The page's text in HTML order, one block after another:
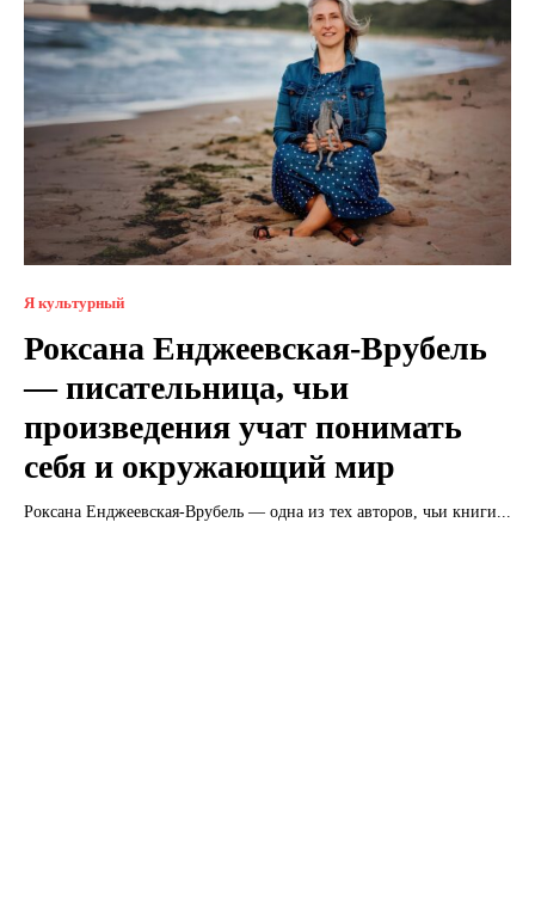
Я культурный
Роксана Енджеевская-Врубель
— писательница, чьи
произведения учат понимать
себя и окружающий мир
Роксана Енджеевская-Врубель — одна из тех авторов, чьи книги...